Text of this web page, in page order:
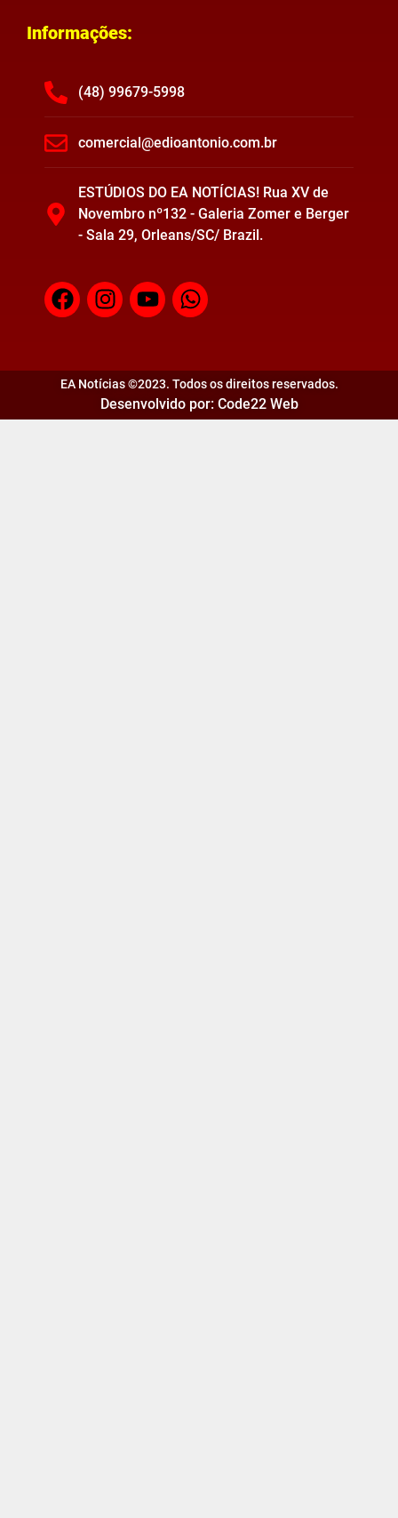
Informações:
(48) 99679-5998
comercial@edioantonio.com.br
ESTÚDIOS DO EA NOTÍCIAS! Rua XV de
Novembro nº132 - Galeria Zomer e Berger
- Sala 29, Orleans/SC/ Brazil.
EA Notícias ©2023. Todos os direitos reservados.
Desenvolvido por: Code22 Web